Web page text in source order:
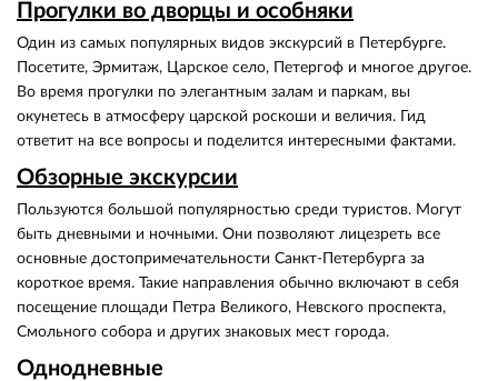
Прогулки во дворцы и особняки
Один из самых популярных видов экскурсий в Петербурге.
Посетите, Эрмитаж, Царское село, Петергоф и многое другое.
Во время прогулки по элегантным залам и паркам, вы
окунетесь в атмосферу царской роскоши и величия. Гид
ответит на все вопросы и поделится интересными фактами.
Обзорные экскурсии
Пользуются большой популярностью среди туристов. Могут
быть дневными и ночными. Они позволяют лицезреть все
основные достопримечательности Санкт-Петербурга за
короткое время. Такие направления обычно включают в себя
посещение площади Петра Великого, Невского проспекта,
Смольного собора и других знаковых мест города.
Однодневные